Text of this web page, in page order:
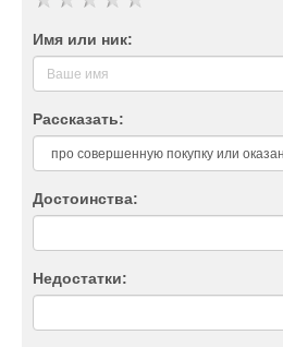
Имя или ник:
Рассказать:
Достоинства:
Недостатки: